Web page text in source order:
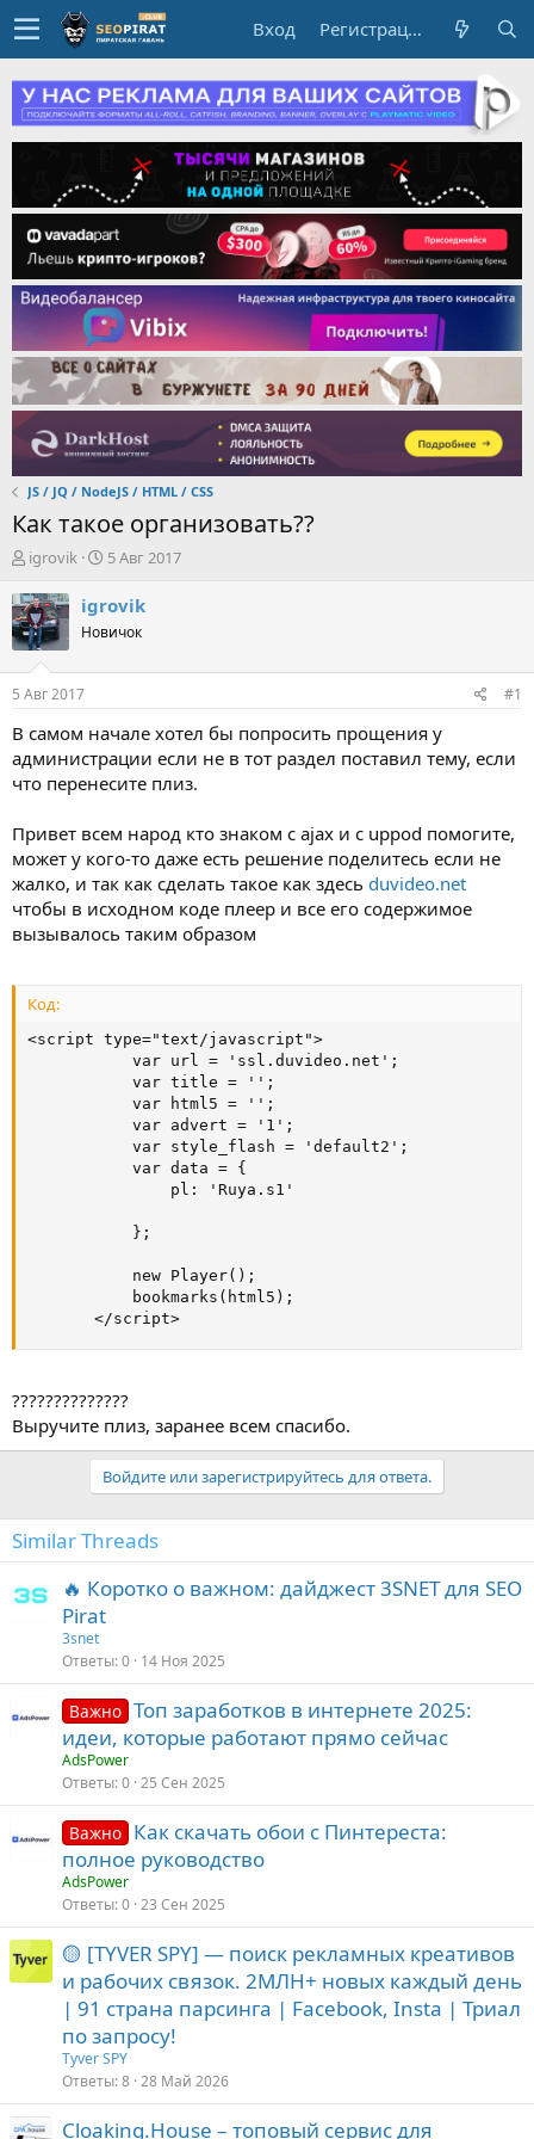
Вход Регистрация
JS / JQ / NodeJS / HTML / CSS
Как такое организовать??
А
т
о
р
е
ы
igrovik
Д
т
н
л
5 Авг 2017
igrovik
Новичок
5 Авг 2017 #1
В самом начале хотел бы попросить прощения у
администрации если не в тот раздел поставил тему, если
что перенесите плиз.
Привет всем народ кто знаком с ajax и с uppod помогите,
может у кого-то даже есть решение поделитесь если не
жалко, и так как сделать такое как здесь duvideo.net
чтобы в исходном коде плеер и все его содержимое
вызывалось таким образом
Код:
<script type="text/javascript">
           var url = 'ssl.duvideo.net';
           var title = '';
           var html5 = '';
           var advert = '1';
           var style_flash = 'default2';
           var data = {
               pl: 'Ruya.s1'
           };
           new Player();
           bookmarks(html5);
       </script>
??????????????
Выручите плиз, заранее всем спасибо.
Войдите или зарегистрируйтесь для ответа.
Similar Threads
🔥 Коротко о важном: дайджест 3SNET для SEO
Pirat
3snet
Ответы 0 14 Ноя 2025
Важно Топ заработков в интернете 2025:
идеи, которые работают прямо сейчас
AdsPower
Ответы 0 25 Сен 2025
Важно Как скачать обои с Пинтереста:
полное руководство
AdsPower
Ответы 0 23 Сен 2025
🟡 [TYVER SPY] — поиск рекламных креативов
и рабочих связок. 2МЛН+ новых каждый день
| 91 страна парсинга | Facebook, Insta | Триал
по запросу!
Tyver SPY
Ответы 8 28 Май 2026
Cloaking.House – топовый сервис для